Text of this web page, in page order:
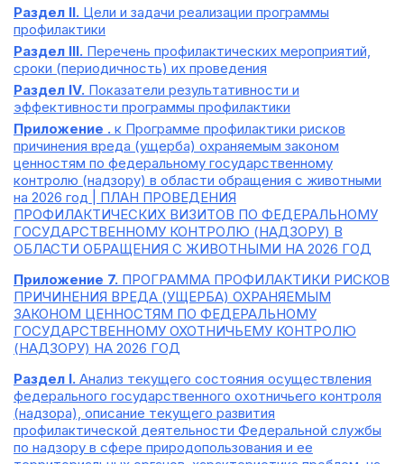
Раздел II. Цели и задачи реализации программы
профилактики
Раздел III. Перечень профилактических мероприятий,
сроки (периодичность) их проведения
Раздел IV. Показатели результативности и
эффективности программы профилактики
Приложение . к Программе профилактики рисков
причинения вреда (ущерба) охраняемым законом
ценностям по федеральному государственному
контролю (надзору) в области обращения с животными
на 2026 год | ПЛАН ПРОВЕДЕНИЯ
ПРОФИЛАКТИЧЕСКИХ ВИЗИТОВ ПО ФЕДЕРАЛЬНОМУ
ГОСУДАРСТВЕННОМУ КОНТРОЛЮ (НАДЗОРУ) В
ОБЛАСТИ ОБРАЩЕНИЯ С ЖИВОТНЫМИ НА 2026 ГОД
Приложение 7. ПРОГРАММА ПРОФИЛАКТИКИ РИСКОВ
ПРИЧИНЕНИЯ ВРЕДА (УЩЕРБА) ОХРАНЯЕМЫМ
ЗАКОНОМ ЦЕННОСТЯМ ПО ФЕДЕРАЛЬНОМУ
ГОСУДАРСТВЕННОМУ ОХОТНИЧЬЕМУ КОНТРОЛЮ
(НАДЗОРУ) НА 2026 ГОД
Раздел I. Анализ текущего состояния осуществления
федерального государственного охотничьего контроля
(надзора), описание текущего развития
профилактической деятельности Федеральной службы
по надзору в сфере природопользования и ее